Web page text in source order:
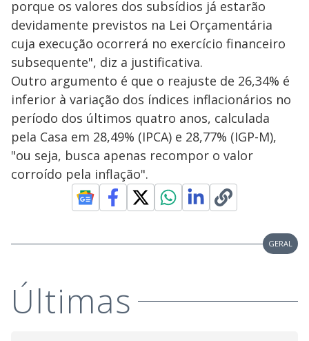
porque os valores dos subsídios já estarão
devidamente previstos na Lei Orçamentária
cuja execução ocorrerá no exercício financeiro
subsequente", diz a justificativa.
Outro argumento é que o reajuste de 26,34% é
inferior à variação dos índices inflacionários no
período dos últimos quatro anos, calculada
pela Casa em 28,49% (IPCA) e 28,77% (IGP-M),
"ou seja, busca apenas recompor o valor
corroído pela inflação".
GERAL
Últimas